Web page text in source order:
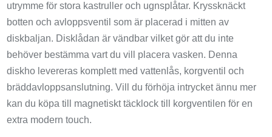
utrymme för stora kastruller och ugnsplåtar. Kryssknäckt
botten och avloppsventil som är placerad i mitten av
diskbaljan. Disklådan är vändbar vilket gör att du inte
behöver bestämma vart du vill placera vasken. Denna
diskho levereras komplett med vattenlås, korgventil och
bräddavloppsanslutning. Vill du förhöja intrycket ännu mer
kan du köpa till magnetiskt täcklock till korgventilen för en
extra modern touch.